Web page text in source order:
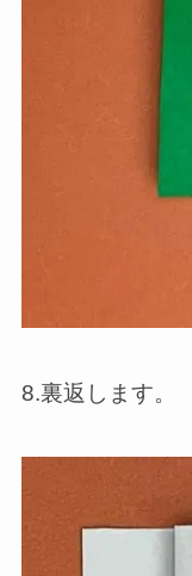
8.裏返します。